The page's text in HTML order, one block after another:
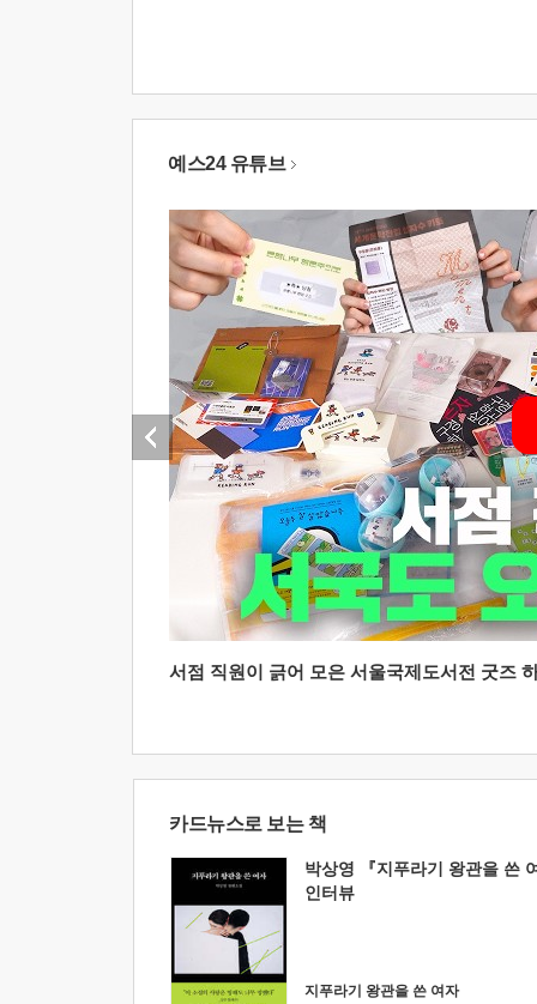
예스24 유튜브
서점 직원이 긁어 모은 서울국제도서전 굿즈
카드뉴스로 보는 책
박상영 『지푸라기 왕관을 쓴
인터뷰
지푸라기 왕관을 쓴 여자